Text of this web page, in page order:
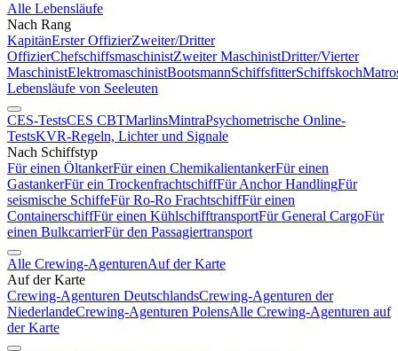
Alle Lebensläufe
Nach Rang
KapitänErster OffizierZweiter/Dritter
OffizierChefschiffsmaschinistZweiter MaschinistDritter/Vierter
MaschinistElektromaschinistBootsmannSchiffsfitterSchiffskoch
Lebensläufe von Seeleuten
CES-TestsCES CBTMarlinsMintraPsychometrische Online-
TestsKVR-Regeln, Lichter und Signale
Nach Schiffstyp
Für einen ÖltankerFür einen ChemikalientankerFür einen
GastankerFür ein TrockenfrachtschiffFür Anchor HandlingFür
seismische SchiffeFür Ro-Ro FrachtschiffFür einen
ContainerschiffFür einen KühlschifftransportFür General CargoFür
einen BulkcarrierFür den Passagiertransport
Alle Crewing-AgenturenAuf der Karte
Auf der Karte
Crewing-Agenturen DeutschlandsCrewing-Agenturen der
NiederlandeCrewing-Agenturen PolensAlle Crewing-Agenturen auf
der Karte